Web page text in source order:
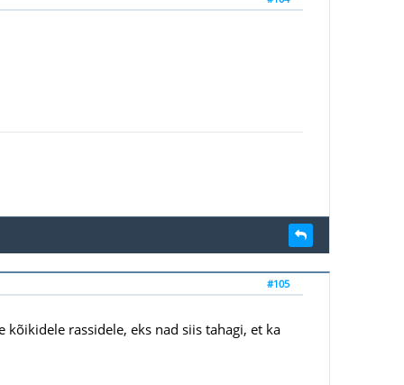
#105
rassidele, eks nad siis tahagi, et ka